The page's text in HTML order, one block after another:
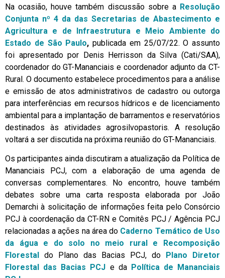
Na ocasião, houve também discussão sobre a Resolução
Conjunta nº 4 da das Secretarias de Abastecimento e
Agricultura e de Infraestrutura e Meio Ambiente do
Estado de São Paulo, publicada em 25/07/22. O assunto
foi apresentado por Denis Herrisson da Silva (Cati/SAA),
coordenador do GT-Mananciais e coordenador adjunto da CT-
Rural. O documento estabelece procedimentos para a análise
e emissão de atos administrativos de cadastro ou outorga
para interferências em recursos hídricos e de licenciamento
ambiental para a implantação de barramentos e reservatórios
destinados às atividades agrosilvopastoris. A resolução
voltará a ser discutida na próxima reunião do GT-Mananciais.
Os participantes ainda discutiram a atualização da Política de
Mananciais PCJ, com a elaboração de uma agenda de
conversas complementares. No encontro, houve também
debates sobre uma carta resposta elaborada por João
Demarchi à solicitação de informações feita pelo Consórcio
PCJ à coordenação da CT-RN e Comitês PCJ / Agência PCJ
relacionadas a ações na área do Caderno Temático de Uso
da água e do solo no meio rural e Recomposição
Florestal do Plano das Bacias PCJ, do Plano Diretor
Florestal das Bacias PCJ e da Política de Mananciais